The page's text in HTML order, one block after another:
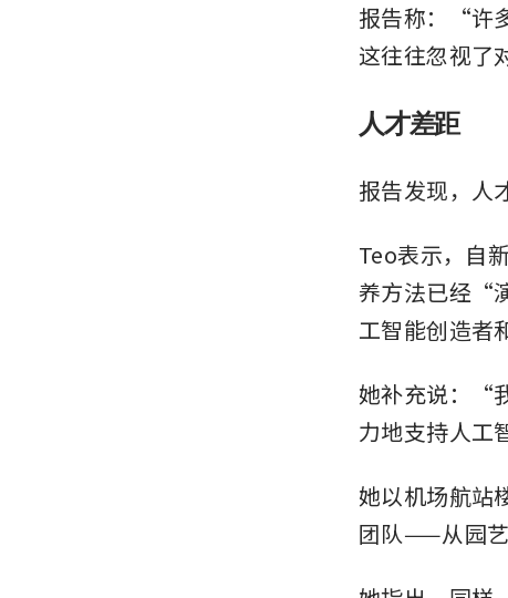
报告称：“许
这往往忽视了
人才差距
报告发现，人
Teo表示，自
养方法已经“
工智能创造者
她补充说：“
力地支持人工
她以机场航站
团队——从园艺